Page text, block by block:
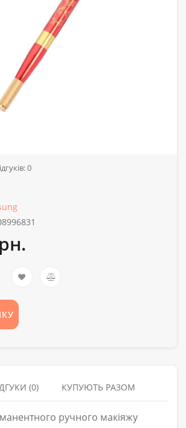
0
(0) КУПУЮТЬ РАЗОМ
ручного макіяжу